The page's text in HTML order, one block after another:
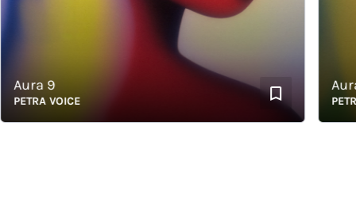
9
VOICE
Aura 2
PETRA